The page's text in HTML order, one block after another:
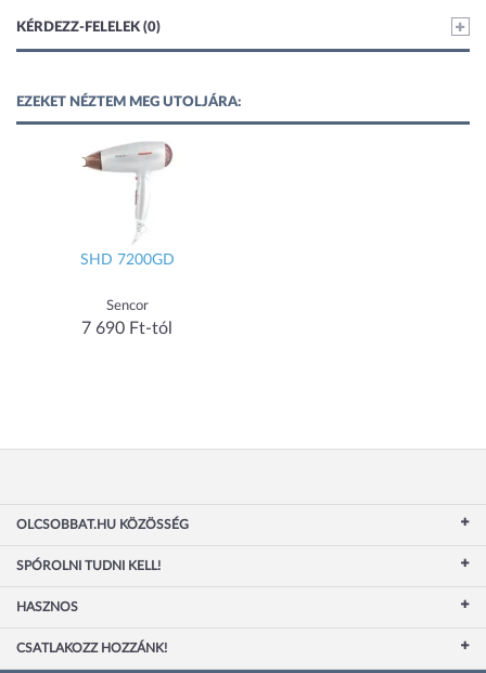
KÉRDEZZ-FELELEK (0)
EZEKET NÉZTEM MEG UTOLJÁRA:
SHD 7200GD
Sencor
7 690 Ft-tól
OLCSOBBAT.HU KÖZÖSSÉG
SPÓROLNI TUDNI KELL!
HASZNOS
CSATLAKOZZ HOZZÁNK!